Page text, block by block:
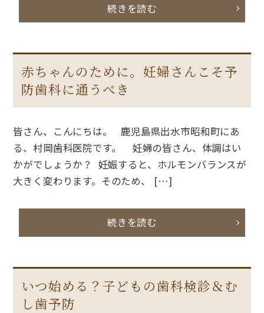
続きを読む
赤ちゃんのために。妊婦さんこそ予
防歯科に通うべき
皆さん、こんにちは。 鹿児島県出水市昭和町にあ
る、村岡歯科医院です。 妊婦の皆さん、体調はい
かがでしょうか？ 妊娠すると、ホルモンバランスが
大きく変わります。そのため、 […]
続きを読む
いつ始める？子どもの歯科検診＆む
し歯予防